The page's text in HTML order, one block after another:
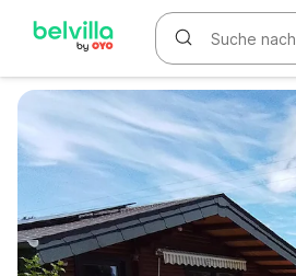
WIZARD MEMBER